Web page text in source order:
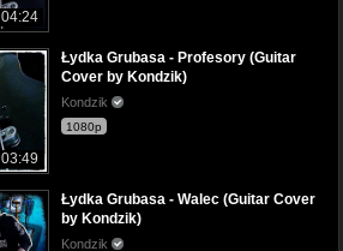
04:24
03:49
Łydka Grubasa - Profesory (Guitar
Cover by Kondzik)
Kondzik
1080p
Łydka Grubasa - Walec (Guitar Cover
by Kondzik)
Kondzik